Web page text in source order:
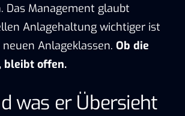
Das Management glaubt
Anlagehaltung wichtiger ist
Anlageklassen. Ob die
bleibt offen.
was er Übersieht